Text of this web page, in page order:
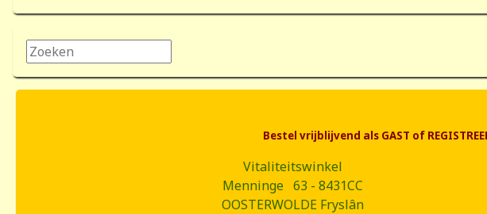
Zoeken...
Bestel vrijblijvend als GAST of
Vitaliteitswinkel
Menninge 63 - 8431CC
OOSTERWOLDE Fryslân